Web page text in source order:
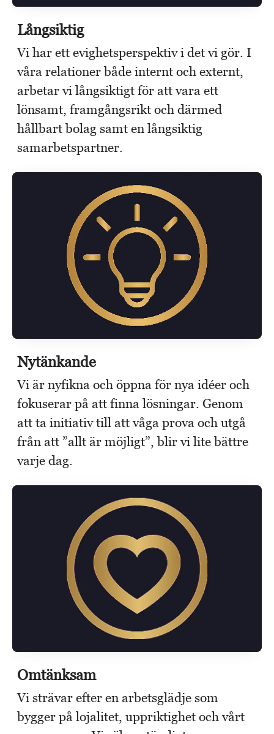
Långsiktig
Vi har ett evighetsperspektiv i det vi gör. I
våra relationer både internt och externt,
arbetar vi långsiktigt för att vara ett
lönsamt, framgångsrikt och därmed
hållbart bolag samt en långsiktig
samarbetspartner.
Nytänkande
Vi är nyfikna och öppna för nya idéer och
fokuserar på att finna lösningar. Genom
att ta initiativ till att våga prova och utgå
från att ”allt är möjligt”, blir vi lite bättre
varje dag.
Omtänksam
Vi strävar efter en arbetsglädje som
bygger på lojalitet, uppriktighet och vårt